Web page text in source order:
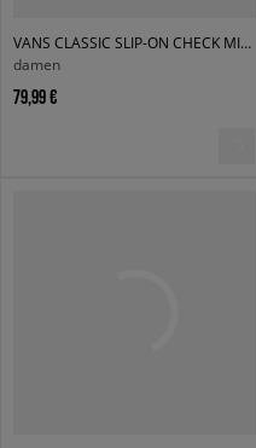
VANS CLASSIC SLIP-ON CHECK MIX MULTI
damen
79,99 €